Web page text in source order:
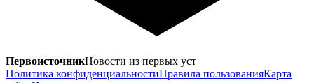
ПервоисточникНовости из первых уст
Политика конфиденциальностиПравила пользованияКарта